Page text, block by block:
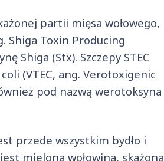
partii mięsa wołowego,
Shiga Toxin Producing
Shiga (Stx). Szczepy STEC
(VTEC, ang. Verotoxigenic
pod nazwą werotoksyna
przede wszystkim bydło i
mielona wołowina, skażona